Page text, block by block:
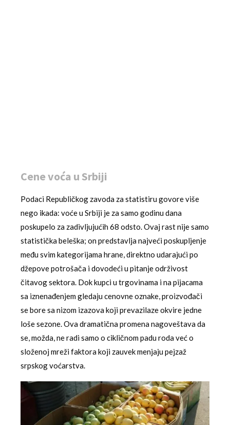
Cene voća u Srbiji
Podaci Republičkog zavoda za statistiru govore više
nego ikada: voće u Srbiji je za samo godinu dana
poskupelo za zadivljujućih 68 odsto. Ovaj rast nije samo
statistička beleška; on predstavlja najveći poskupljenje
među svim kategorijama hrane, direktno udarajući po
džepove potrošača i dovodeći u pitanje održivost
čitavog sektora. Dok kupci u trgovinama i na pijacama
sa iznenađenjem gledaju cenovne oznake, proizvođači
se bore sa nizom izazova koji prevazilaze okvire jedne
loše sezone. Ova dramatična promena nagoveštava da
se, možda, ne radi samo o cikličnom padu roda već o
složenoj mreži faktora koji zauvek menjaju pejzaž
srpskog voćarstva.